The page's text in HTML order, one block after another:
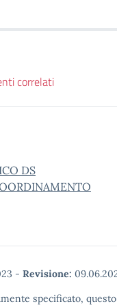
correlati
DS
- Revisione:
specificato,